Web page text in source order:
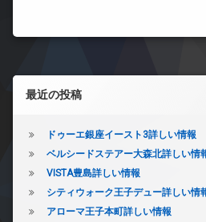
左サイドバー
最近の投稿
ドゥーエ銀座イースト3詳しい情報
ベルシードステアー大森北詳しい情
VISTA豊島詳しい情報
シティウォーク王子デュー詳しい情
アローマ王子本町詳しい情報